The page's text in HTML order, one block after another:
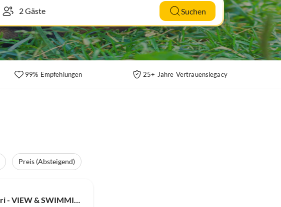
Suchen
99% Empfehlungen 25+ Jahre Vertrauenslegacy
Preis (Absteigend)
Chalet Axaari - VIEW & SWIMMING POOL chalet 10 pers